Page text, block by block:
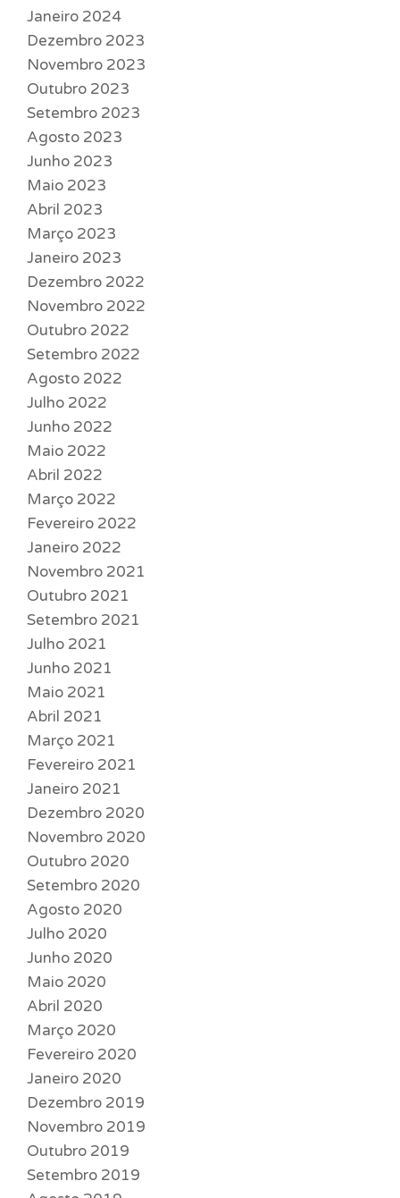
Janeiro 2024
Dezembro 2023
Novembro 2023
Outubro 2023
Setembro 2023
Agosto 2023
Junho 2023
Maio 2023
Abril 2023
Março 2023
Janeiro 2023
Dezembro 2022
Novembro 2022
Outubro 2022
Setembro 2022
Agosto 2022
Julho 2022
Junho 2022
Maio 2022
Abril 2022
Março 2022
Fevereiro 2022
Janeiro 2022
Novembro 2021
Outubro 2021
Setembro 2021
Julho 2021
Junho 2021
Maio 2021
Abril 2021
Março 2021
Fevereiro 2021
Janeiro 2021
Dezembro 2020
Novembro 2020
Outubro 2020
Setembro 2020
Agosto 2020
Julho 2020
Junho 2020
Maio 2020
Abril 2020
Março 2020
Fevereiro 2020
Janeiro 2020
Dezembro 2019
Novembro 2019
Outubro 2019
Setembro 2019